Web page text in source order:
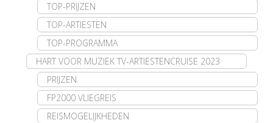
TOP-PRIJZEN
TOP-ARTIESTEN
TOP-PROGRAMMA
HART VOOR MUZIEK TV-ARTIESTENCRUISE 2023
PRIJZEN
FP2000 VLIEGREIS
REISMOGELIJKHEDEN